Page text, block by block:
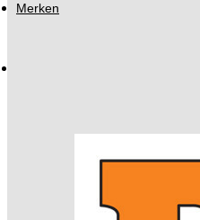
Merken